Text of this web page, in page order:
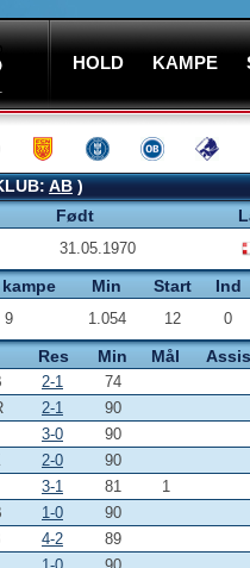
HOLD KAMPE
AB)
Født
31.05.1970
Min Start Ind
9 1.054 12 0
Res Min Mål
2-1
74
2-1
90
3-0
90
2-0
90
3-1 81
1
1-0
90
4-2
89